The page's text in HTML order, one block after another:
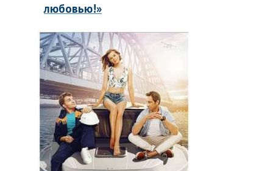
любовью!»